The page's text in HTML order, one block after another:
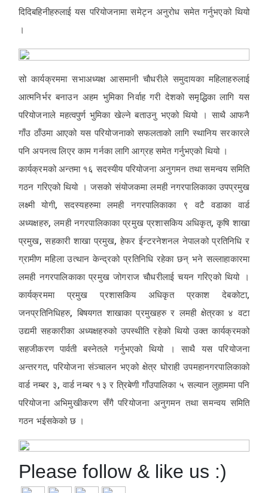
दिदिबहिनीहरुलाई यस परियोजनामा समेट्न अनुरोध समेत गर्नुभएको थियो
।
सो कार्यक्रममा सभाअध्यक्ष आसमानी चौधरीले समुदायका महिलाहरुलाई
आत्मनिर्भर बनाउन अहम भुमिका निर्वाह गरी देशको समृद्धिका लागि यस
परियोजनाले महत्वपुर्ण भुमिका खेल्ने बताउनु भएको थियो । साथै आफनै
गाँउ ठाँउमा आएको यस परियोजनाको सफलताको लागि स्थानिय सरकारले
पनि अपनत्व लिएर काम गर्नका लागि आग्रह समेत गर्नुभएको थियो ।
कार्यक्रमको अन्तमा १६ सदस्यीय परियोजना अनुगमन तथा समन्वय समिति
गठन गरिएको थियो । जसको संयोजकमा लमही नगरपालिकाका उपप्रमुख
लक्ष्मी योगी, सदस्यहरुमा लमही नगरपालिकाका ९ वटै वडाका वार्ड
अध्यक्षहरु, लमही नगरपालिकाका प्रमुख प्रशासकिय अधिकृत, कृषि शाखा
प्रमुख, सहकारी शाखा प्रमुख, हेफर ईन्टरनेशनल नेपालको प्रतिनिधि र
ग्रामीण महिला उत्थान केन्द्रको प्रतिनिधि रहेका छन् भने सल्लाहाकारमा
लमही नगरपालिकाका प्रमुख जोगराज चौधरीलाई चयन गरिएको थियो ।
कार्यक्रममा प्रमुख प्रशासकिय अधिकृत प्रकाश देबकोटा,
जनप्रतिनिधिहरु, बिषयगत शाखाका प्रमुखहरु र लमही क्षेत्रका ४ वटा
उद्यमी सहकारीका अध्यक्षहरुको उपस्थीति रहेको थियो उक्त कार्यक्रमको
सहजीकरण पार्वती बस्नेतले गर्नुभएको थियो । साथै यस परियोजना
अन्तरगत, परियोजना संञ्चालन भएको क्षेत्र घोराही उपमहानगरपालिकाको
वार्ड नम्बर ३, वार्ड नम्बर १३ र त्रिबेणी गाँउपालिका ५ सल्यान लुहाममा पनि
परियोजना अभिमुखीकरण सँगै परियोजना अनुगमन तथा समन्वय समिति
गठन भईसकेको छ ।
Please follow & like us :)